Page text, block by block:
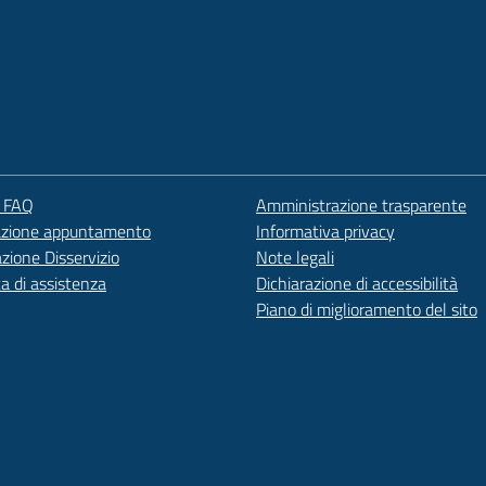
appuntamento
Disservizio
di assistenza
Amministrazione trasparente
Informativa privacy
Note legali
Dichiarazione di accessibilità
Piano di miglioramento del sito